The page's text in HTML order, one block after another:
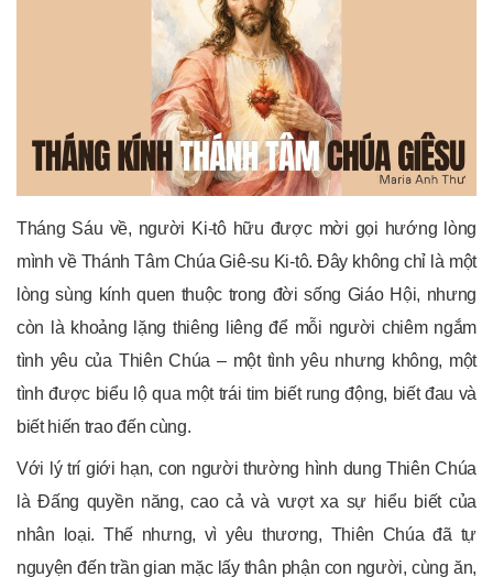
Tháng Sáu về, người Ki-tô hữu được mời gọi hướng lòng
mình về Thánh Tâm Chúa Giê-su Ki-tô. Đây không chỉ là một
lòng sùng kính quen thuộc trong đời sống Giáo Hội, nhưng
còn là khoảng lặng thiêng liêng để mỗi người chiêm ngắm
tình yêu của Thiên Chúa – một tình yêu nhưng không, một
tình được biểu lộ qua một trái tim biết rung động, biết đau và
biết hiến trao đến cùng.
Với lý trí giới hạn, con người thường hình dung Thiên Chúa
là Đấng quyền năng, cao cả và vượt xa sự hiểu biết của
nhân loại. Thế nhưng, vì yêu thương, Thiên Chúa đã tự
nguyện đến trần gian mặc lấy thân phận con người, cùng ăn,